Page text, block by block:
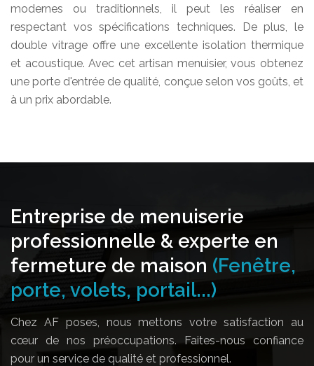
modernes ou traditionnels, il peut les réaliser en
respectant vos spécifications techniques. De plus, le
double vitrage offre une excellente isolation thermique
et acoustique. Avec cet artisan menuisier, vous obtenez
une porte d'entrée de qualité, conçue selon vos goûts, et
à un prix abordable.
Entreprise de menuiserie
professionnelle & experte en
fermeture de maison (Fenêtre,
porte, volets, portail...)
Chez AF poses, nous mettons votre satisfaction au
cœur de nos préoccupations. Faites-nous confiance
pour un service de qualité et professionnel.